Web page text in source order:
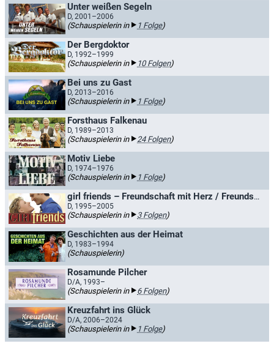
Unter weißen Segeln
D, 2001–2006
(Schauspielerin in 1 Folge)
Der Bergdoktor
D, 1992–1999
(Schauspielerin in 10 Folgen)
Bei uns zu Gast
D, 2013–2016
(Schauspielerin in 1 Folge)
Forsthaus Falkenau
D, 1989–2013
(Schauspielerin in 24 Folgen)
Motiv Liebe
D, 1974–1976
(Schauspielerin in 1 Folge)
girl friends – Freundschaft mit Herz / Freundschaft mit Herz - die girl friends
D, 1995–2005
(Schauspielerin in 3 Folgen)
Geschichten aus der Heimat
D, 1983–1994
(Schauspielerin)
Rosamunde Pilcher
D/A, 1993–
(Schauspielerin in 6 Folgen)
Kreuzfahrt ins Glück
D/A, 2006–2024
(Schauspielerin in 1 Folge)